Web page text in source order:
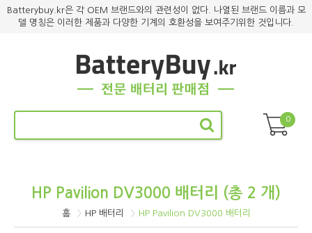
Batterybuy.kr은 각 OEM 브랜드와의 관련성이 없다. 나열된 브랜드 이름과 모
델 명칭은 이러한 제품과 다양한 기계의 호환성을 보여주기위한 것입니다.
0
HP Pavilion DV3000 배터리 (총 2 개)
홈 HP 배터리 HP Pavilion DV3000 배터리